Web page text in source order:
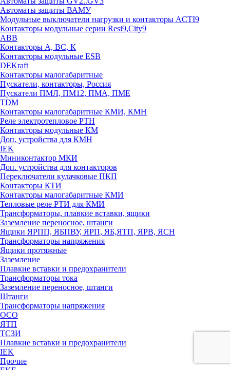
Автоматы защиты ВАМУ
Модульные выключатели нагрузки и контакторы ACTI9
Контакторы модульные серии Resi9,City9
ABB
Контакторы А, ВС, К
Контакторы модульные ESB
DEKraft
Контакторы малогабаритные
Пускатели, контакторы, Россия
Пускатели ПМЛ, ПМ12, ПМА, ПМЕ
TDM
Контакторы малогабаритные КМИ, КМН
Реле электротепловое РТН
Контакторы модульные КМ
Доп. устройства для КМН
IEK
Миниконтактор МКИ
Доп. устройства для контакторов
Переключатели кулачковые ПКП
Контакторы КТИ
Контакторы малогабаритные КМИ
Тепловые реле РTИ для КМИ
Трансформаторы, плавкие вставки, ящики
Заземление переносное, штанги
Ящики ЯРПП, ЯБПВУ, ЯРП, ЯБ,ЯТП, ЯРВ, ЯСН
Трансформаторы напряжения
Ящики протяжные
Заземление
Плавкие вставки и предохранители
Трансформаторы тока
Заземление переносное, штанги
Штанги
Трансформаторы напряжения
ОСО
ЯТП
ТСЗИ
Плавкие вставки и предохранители
IEK
Прочие